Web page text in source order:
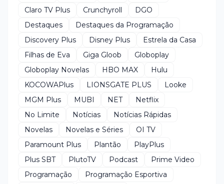
Claro TV Plus
Crunchyroll
DGO
Destaques
Destaques da Programação
Discovery Plus
Disney Plus
Estrela da Casa
Filhas de Eva
Giga Gloob
Globoplay
Globoplay Novelas
HBO MAX
Hulu
KOCOWAPlus
LIONSGATE PLUS
Looke
MGM Plus
MUBI NET
Netflix
No Limite
Notícias
Notícias Rápidas
Novelas
Novelas e Séries
OI TV
Paramount Plus
Plantão
PlayPlus
Plus SBT
PlutoTV Podcast
Prime Video
Programação
Programação Esportiva